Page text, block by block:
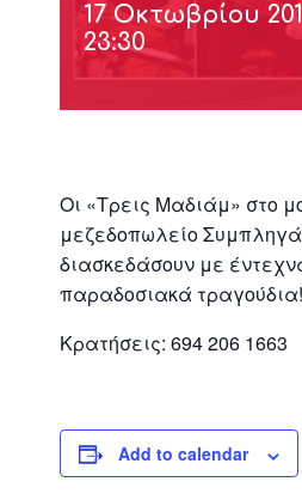
17 Οκτωβρίου
23:30
Oι «Τρεις Μαδιάμ» στο
μεζεδοπωλείο
διασκεδάσουν με
παραδοσιακά τραγούδια!
Κρατήσεις: 694 206 1663
Add to calendar